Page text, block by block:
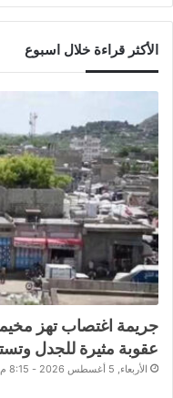
الأكثر قراءة خلال اسبوع
جريمة اغتصاب تهز
عقوبة مثيرة للجدل
الأربعاء, 5 أغسطس 2026 - 8:15 م